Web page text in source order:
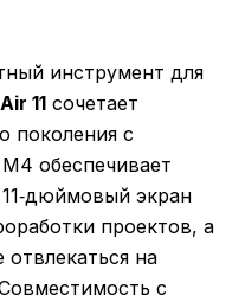
инструмент для
11 сочетает
поколения с
обеспечивает
экран
проектов, а
на
с